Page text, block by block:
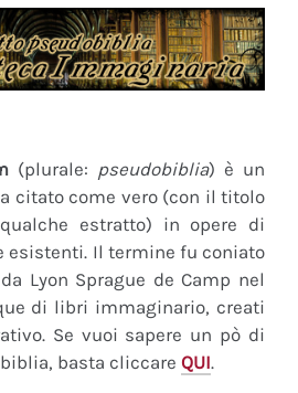
(plurale: pseudobiblia) è un
citato come vero (con il titolo
estratto) in opere di
esistenti. Il termine fu coniato
Lyon Sprague de Camp nel
di libri immaginario, creati
Se vuoi sapere un pò di
basta cliccare QUI.